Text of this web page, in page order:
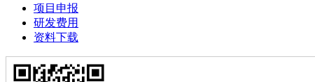
项目申报
研发费用
资料下载